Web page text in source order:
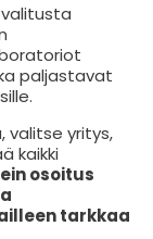
paljastavat
valitse yritys,
kaikki
osoitus
tarkkaa